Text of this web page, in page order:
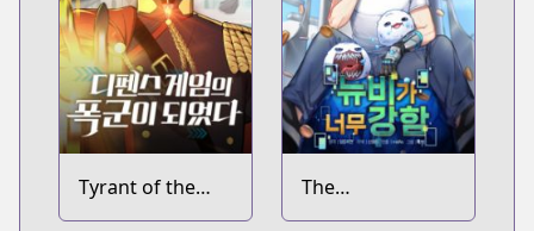
Tyrant of the
Tower Defense
The
Overpowered